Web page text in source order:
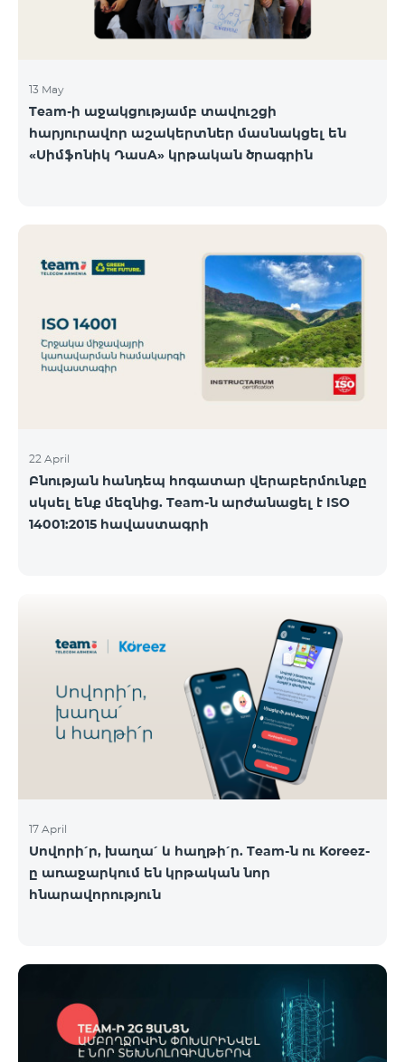
13 May
Team-ի աջակցությամբ տավուշցի
հարյուրավոր աշակերտներ մասնակցել են
«Սիմֆոնիկ ԴասA» կրթական ծրագրին
22 April
Բնության հանդեպ հոգատար վերաբերմունքը
սկսել ենք մեզնից. Team-ն արժանացել է ISO
14001:2015 հավաստագրի
17 April
Սովորի՛ր, խաղա՛ և հաղթի՛ր. Team-ն ու Koreez-
ը առաջարկում են կրթական նոր
հնարավորություն